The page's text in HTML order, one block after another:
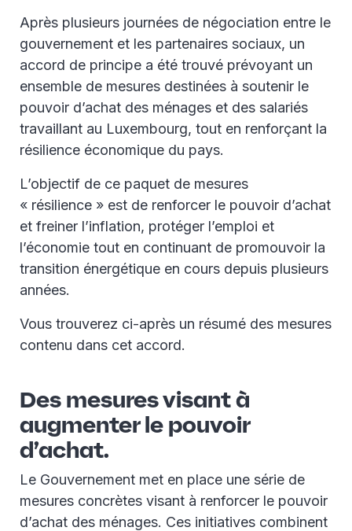
Après plusieurs journées de négociation entre le
gouvernement et les partenaires sociaux, un
accord de principe a été trouvé prévoyant un
ensemble de mesures destinées à soutenir le
pouvoir d’achat des ménages et des salariés
travaillant au Luxembourg, tout en renforçant la
résilience économique du pays.
L’objectif de ce paquet de mesures
« résilience » est de renforcer le pouvoir d’achat
et freiner l’inflation, protéger l’emploi et
l’économie tout en continuant de promouvoir la
transition énergétique en cours depuis plusieurs
années.
Vous trouverez ci-après un résumé des mesures
contenu dans cet accord.
Des mesures visant à
augmenter le pouvoir
d’achat.
Le Gouvernement met en place une série de
mesures concrètes visant à renforcer le pouvoir
d’achat des ménages. Ces initiatives combinent